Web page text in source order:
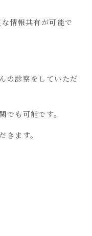
情報共有が可能で
の診察をしていただ
も可能です。
きます。